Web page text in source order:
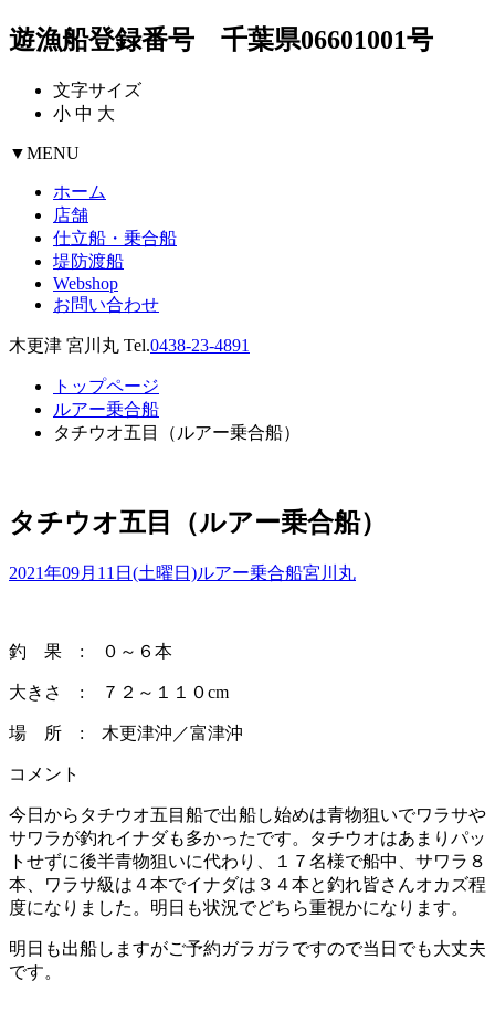
遊漁船登録番号 千葉県06601001号
文字サイズ
小 中 大
▼MENU
ホーム
店舗
仕立船・乗合船
堤防渡船
Webshop
お問い合わせ
木更津 宮川丸 Tel.0438-23-4891
トップページ
ルアー乗合船
タチウオ五目（ルアー乗合船）
タチウオ五目（ルアー乗合船）
2021年09月11日(土曜日)ルアー乗合船宮川丸
釣 果 : ０～６本
大きさ : ７２～１１０cm
場 所 : 木更津沖／富津沖
コメント
今日からタチウオ五目船で出船し始めは青物狙いでワラサや
サワラが釣れイナダも多かったです。タチウオはあまりパッ
トせずに後半青物狙いに代わり、１７名様で船中、サワラ８
本、ワラサ級は４本でイナダは３４本と釣れ皆さんオカズ程
度になりました。明日も状況でどちら重視かになります。
明日も出船しますがご予約ガラガラですので当日でも大丈夫
です。